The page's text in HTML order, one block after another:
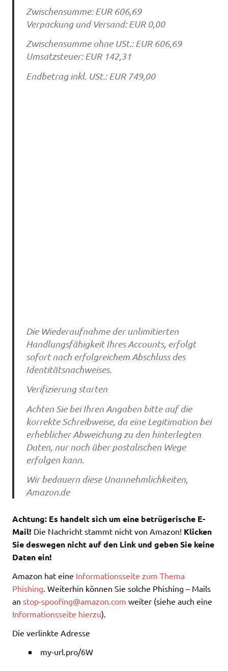
Zwischensumme: EUR 606,69
Verpackung und Versand: EUR 0,00
Zwischensumme ohne USt.: EUR 606,69
Umsatzsteuer: EUR 142,31
Endbetrag inkl. USt.: EUR 749,00
Die Wiederaufnahme der unlimitierten
Handlungsfähigkeit Ihres Accounts, erfolgt
sofort nach erfolgreichem Abschluss des
Identitätsnachweises.
Verifizierung starten
Achten Sie bei Ihren Angaben bitte auf die
korrekte Schreibweise, da eine Legitimation bei
erheblicher Abweichung zu den hinterlegten
Daten, nur noch über postalischen Wege
erfolgen kann.
Wir bedauern diese Unannehmlichkeiten,
Amazon.de
Achtung: Es handelt sich um eine betrügerische E-
Mail! Die Nachricht stammt nicht von Amazon! Klicken
Sie deswegen nicht auf den Link und geben Sie keine
Daten ein!
Amazon hat eine Informationsseite zum Thema
Phishing. Weiterhin können Sie solche Phishing – Mails
an stop-spoofing@amazon.com weiter (siehe auch eine
Informationsseite hierzu).
Die verlinkte Adresse
my-url.pro/6W